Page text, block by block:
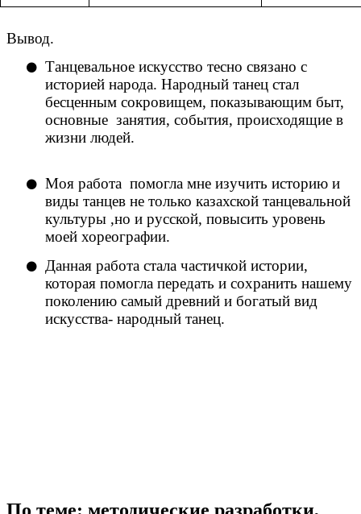
Вывод.
Танцевальное искусство тесно связано с
историей народа. Народный танец стал
бесценным сокровищем, показывающим быт,
основные занятия, события, происходящие в
жизни людей.
Моя работа помогла мне изучить историю и
виды танцев не только казахской танцевальной
культуры ,но и русской, повысить уровень
моей хореографии.
Данная работа стала частичкой истории,
которая помогла передать и сохранить нашему
поколению самый древний и богатый вид
искусства- народный танец.